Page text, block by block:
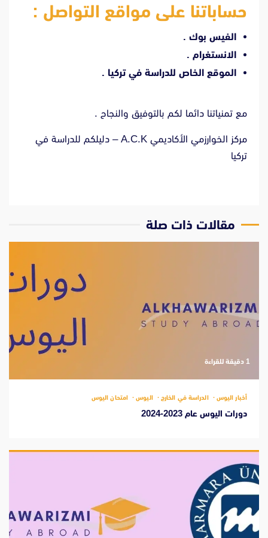
حساباتنا على مواقع التواصل :
الفيس بوك .
الانستغرام .
الموقع الخاص للدراسة في تركيا .
مع تمنياتنا دائما لكم بالتوفيق والنجاح .
مركز الخوارزمي الأكاديمي A.C.K – دليلكم للدراسة في
تركيا
مقالات ذات صلة
‫1 دقيقة للقراءة
أخبار اليوس الدراسة في الخارج اليوس امتحان اليوس
دورات اليوس عام 2023-2024